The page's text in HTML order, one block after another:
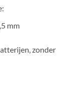
mm
zonder